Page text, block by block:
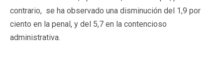
contrario, se ha observado una disminución del 1,9 por
ciento en la penal, y del 5,7 en la contencioso
administrativa.